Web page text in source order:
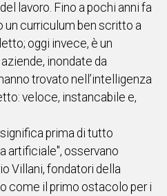
lavoro. Fino a pochi anni fa
un curriculum ben scritto a
oggi invece, è un
inondate da
trovato nell’intelligenza
veloce, instancabile e,
prima di tutto
artificiale", osservano
Villani, fondatori della
come il primo ostacolo per i